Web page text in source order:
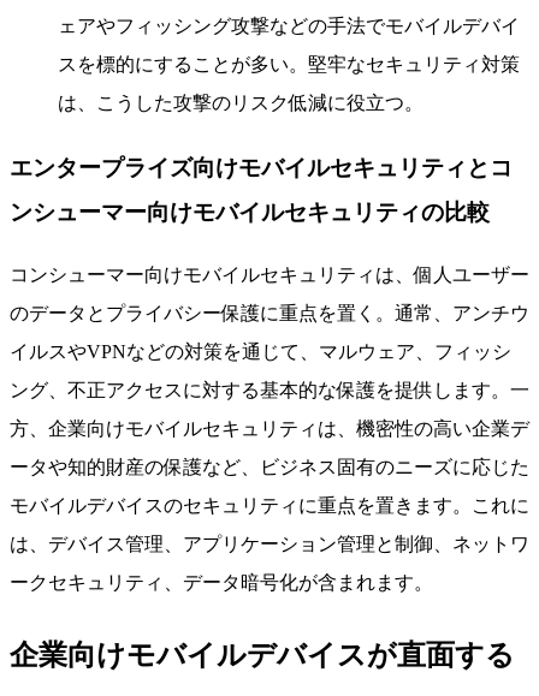
ェアやフィッシング攻撃などの手法でモバイルデバイ
スを標的にすることが多い。堅牢なセキュリティ対策
は、こうした攻撃のリスク低減に役立つ。
エンタープライズ向けモバイルセキュリティとコ
ンシューマー向けモバイルセキュリティの比較
コンシューマー向けモバイルセキュリティは、個人ユーザー
のデータとプライバシー保護に重点を置く。通常、アンチウ
イルスやVPNなどの対策を通じて、マルウェア、フィッシ
ング、不正アクセスに対する基本的な保護を提供します。一
方、企業向けモバイルセキュリティは、機密性の高い企業デ
ータや知的財産の保護など、ビジネス固有のニーズに応じた
モバイルデバイスのセキュリティに重点を置きます。これに
は、デバイス管理、アプリケーション管理と制御、ネットワ
ークセキュリティ、データ暗号化が含まれます。
企業向けモバイルデバイスが直面する